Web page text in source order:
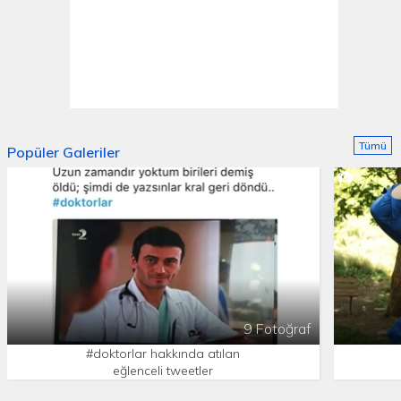
Popüler Galeriler
9 Fotoğraf
#doktorlar hakkında atılan
eğlenceli tweetler
Tümü